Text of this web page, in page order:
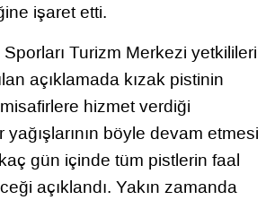
işaret etti.
Sporları Turizm Merkezi yetkilileri
açıklamada kızak pistinin
hizmet verdiği
yağışlarının böyle devam etmesi
gün içinde tüm pistlerin faal
açıklandı. Yakın zamanda